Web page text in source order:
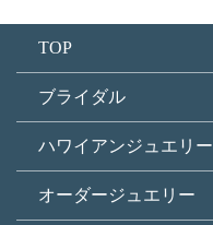
TOP
ブライダル
ハワイアンジュエリー
オーダージュエリー